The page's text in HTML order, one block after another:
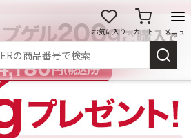
お気に入り カート メニュー
ログイン
マイページ